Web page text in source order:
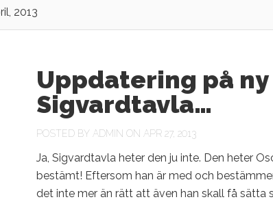
2013
Uppdatering på ny
Sigvardtavla…
POSTED BY ADMIN ON APR 27, 2013
Ja, Sigvardtavla heter den ju inte. Den heter
bestämt! Eftersom han är med och
det inte mer än rätt att även han skall få sätta